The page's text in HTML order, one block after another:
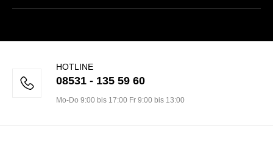
HOTLINE
08531 - 135 59 60
Mo-Do 9:00 bis 17:00 Fr 9:00 bis 13:00